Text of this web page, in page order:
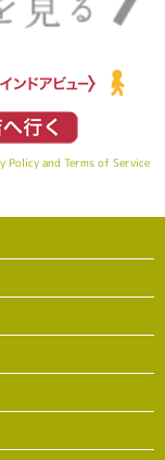
Policy and Terms of Service